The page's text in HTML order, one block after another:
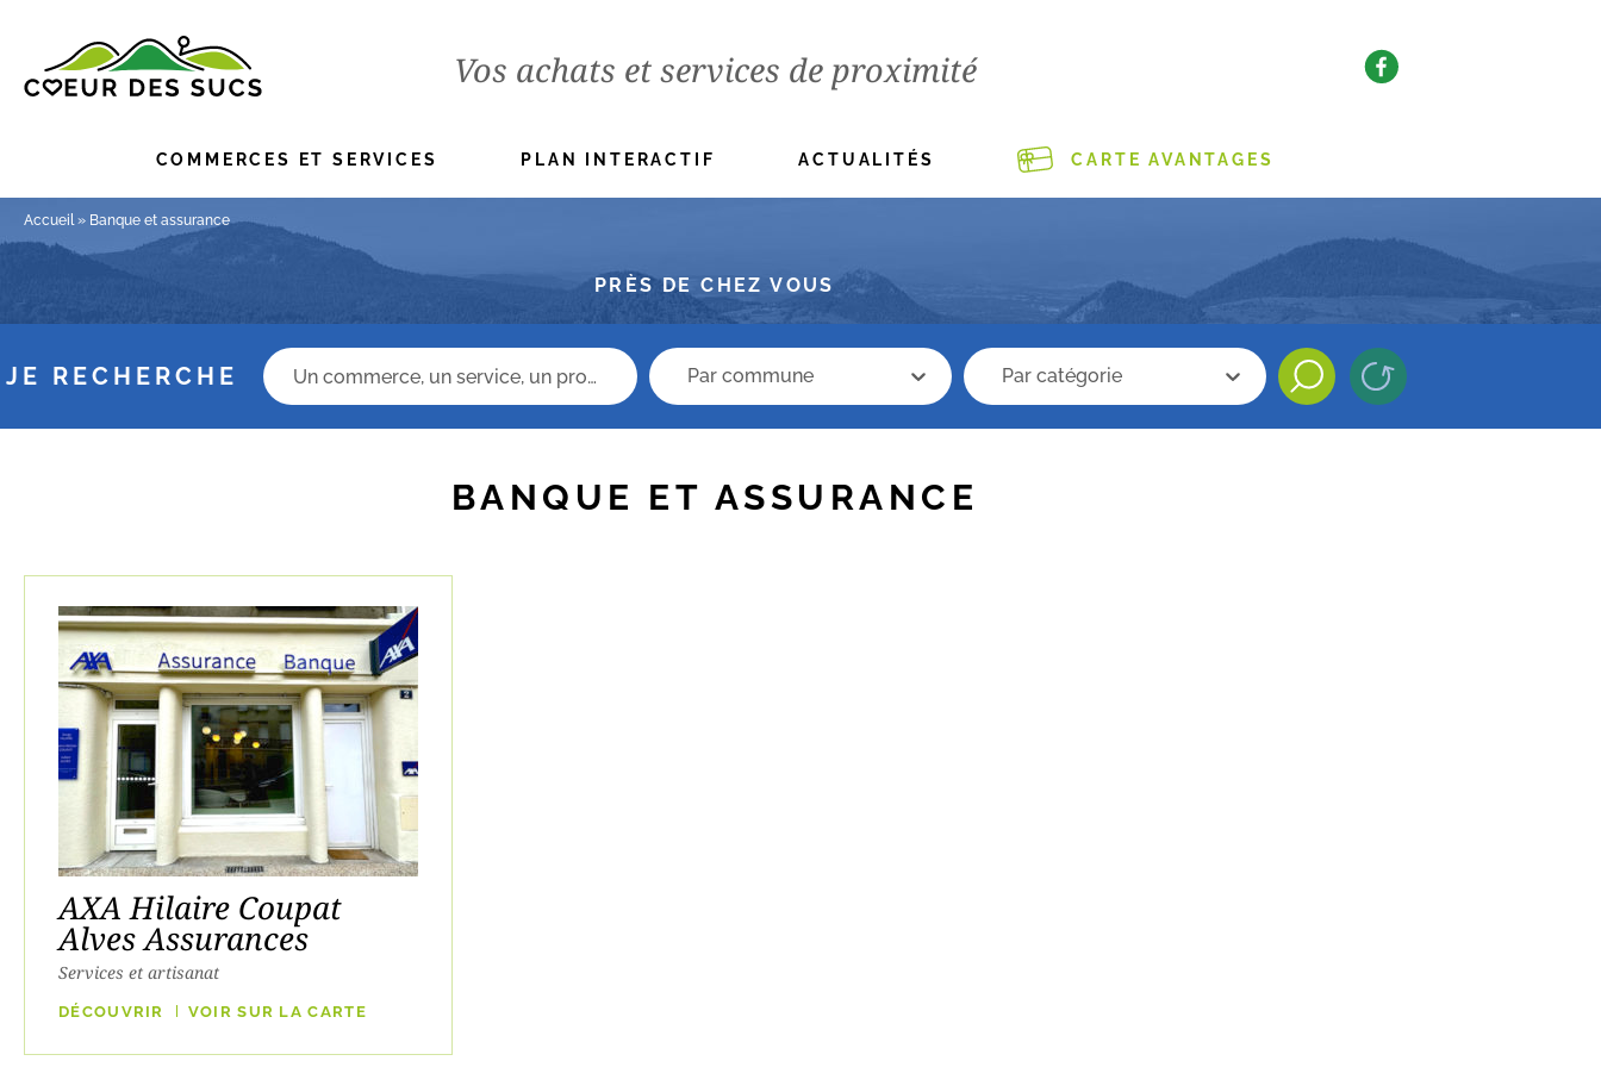
Vos achats et services de proximité
COMMERCES ET SERVICES PLAN INTERACTIF ACTUALITÉS CARTE AVANTAGES
Accueil» Banque et assurance
PRÈS DE CHEZ VOUS
JE RECHERCHE
Champs recherche recherche commune
recherche commune
Recherche categorie
Recherche categorie
BANQUE ET ASSURANCE
AXA Hilaire Coupat
Alves Assurances
Services et artisanat
DÉCOUVRIR VOIR SUR LA CARTE